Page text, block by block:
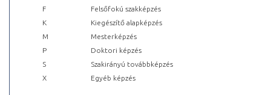
F
Felsőfokú szakképzés
K
Kiegészítő alapképzés
M
Mesterképzés
P
Doktori képzés
S
Szakirányú továbbképzés
X
Egyéb képzés